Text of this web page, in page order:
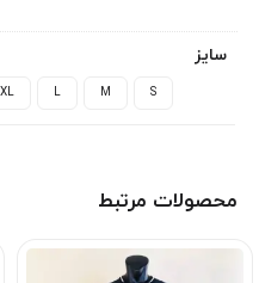
سایز
S
M
L
XL
محصولات مرتبط